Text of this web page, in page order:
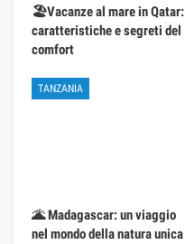
🏖️Vacanze al mare in Qatar:
caratteristiche e segreti del
comfort
TANZANIA
🌋 Madagascar: un viaggio
nel mondo della natura unica